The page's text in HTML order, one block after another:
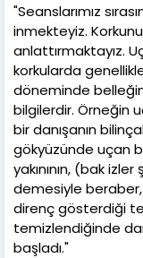
"Seanslarımız
inmekteyiz.
anlattırmaktayız.
korkularda
döneminde
bilgilerdir. Örneğin
bir danışanın
gökyüzünde uçan
yakınının, (bak
demesiyle beraber,
direnç gösterdiği
temizlendiğinde
başladı."